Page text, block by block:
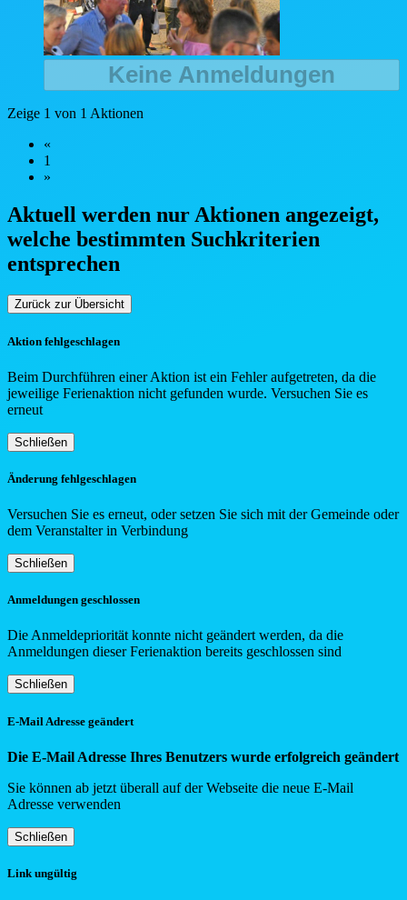
Keine Anmeldungen
Zeige 1 von 1 Aktionen
«
1
»
Aktuell werden nur Aktionen angezeigt,
welche bestimmten Suchkriterien
entsprechen
Zurück zur Übersicht
Aktion fehlgeschlagen
Beim Durchführen einer Aktion ist ein Fehler aufgetreten, da die
jeweilige Ferienaktion nicht gefunden wurde. Versuchen Sie es
erneut
Schließen
Änderung fehlgeschlagen
Versuchen Sie es erneut, oder setzen Sie sich mit der Gemeinde oder
dem Veranstalter in Verbindung
Schließen
Anmeldungen geschlossen
Die Anmeldepriorität konnte nicht geändert werden, da die
Anmeldungen dieser Ferienaktion bereits geschlossen sind
Schließen
E-Mail Adresse geändert
Die E-Mail Adresse Ihres Benutzers wurde erfolgreich geändert
Sie können ab jetzt überall auf der Webseite die neue E-Mail
Adresse verwenden
Schließen
Link ungültig